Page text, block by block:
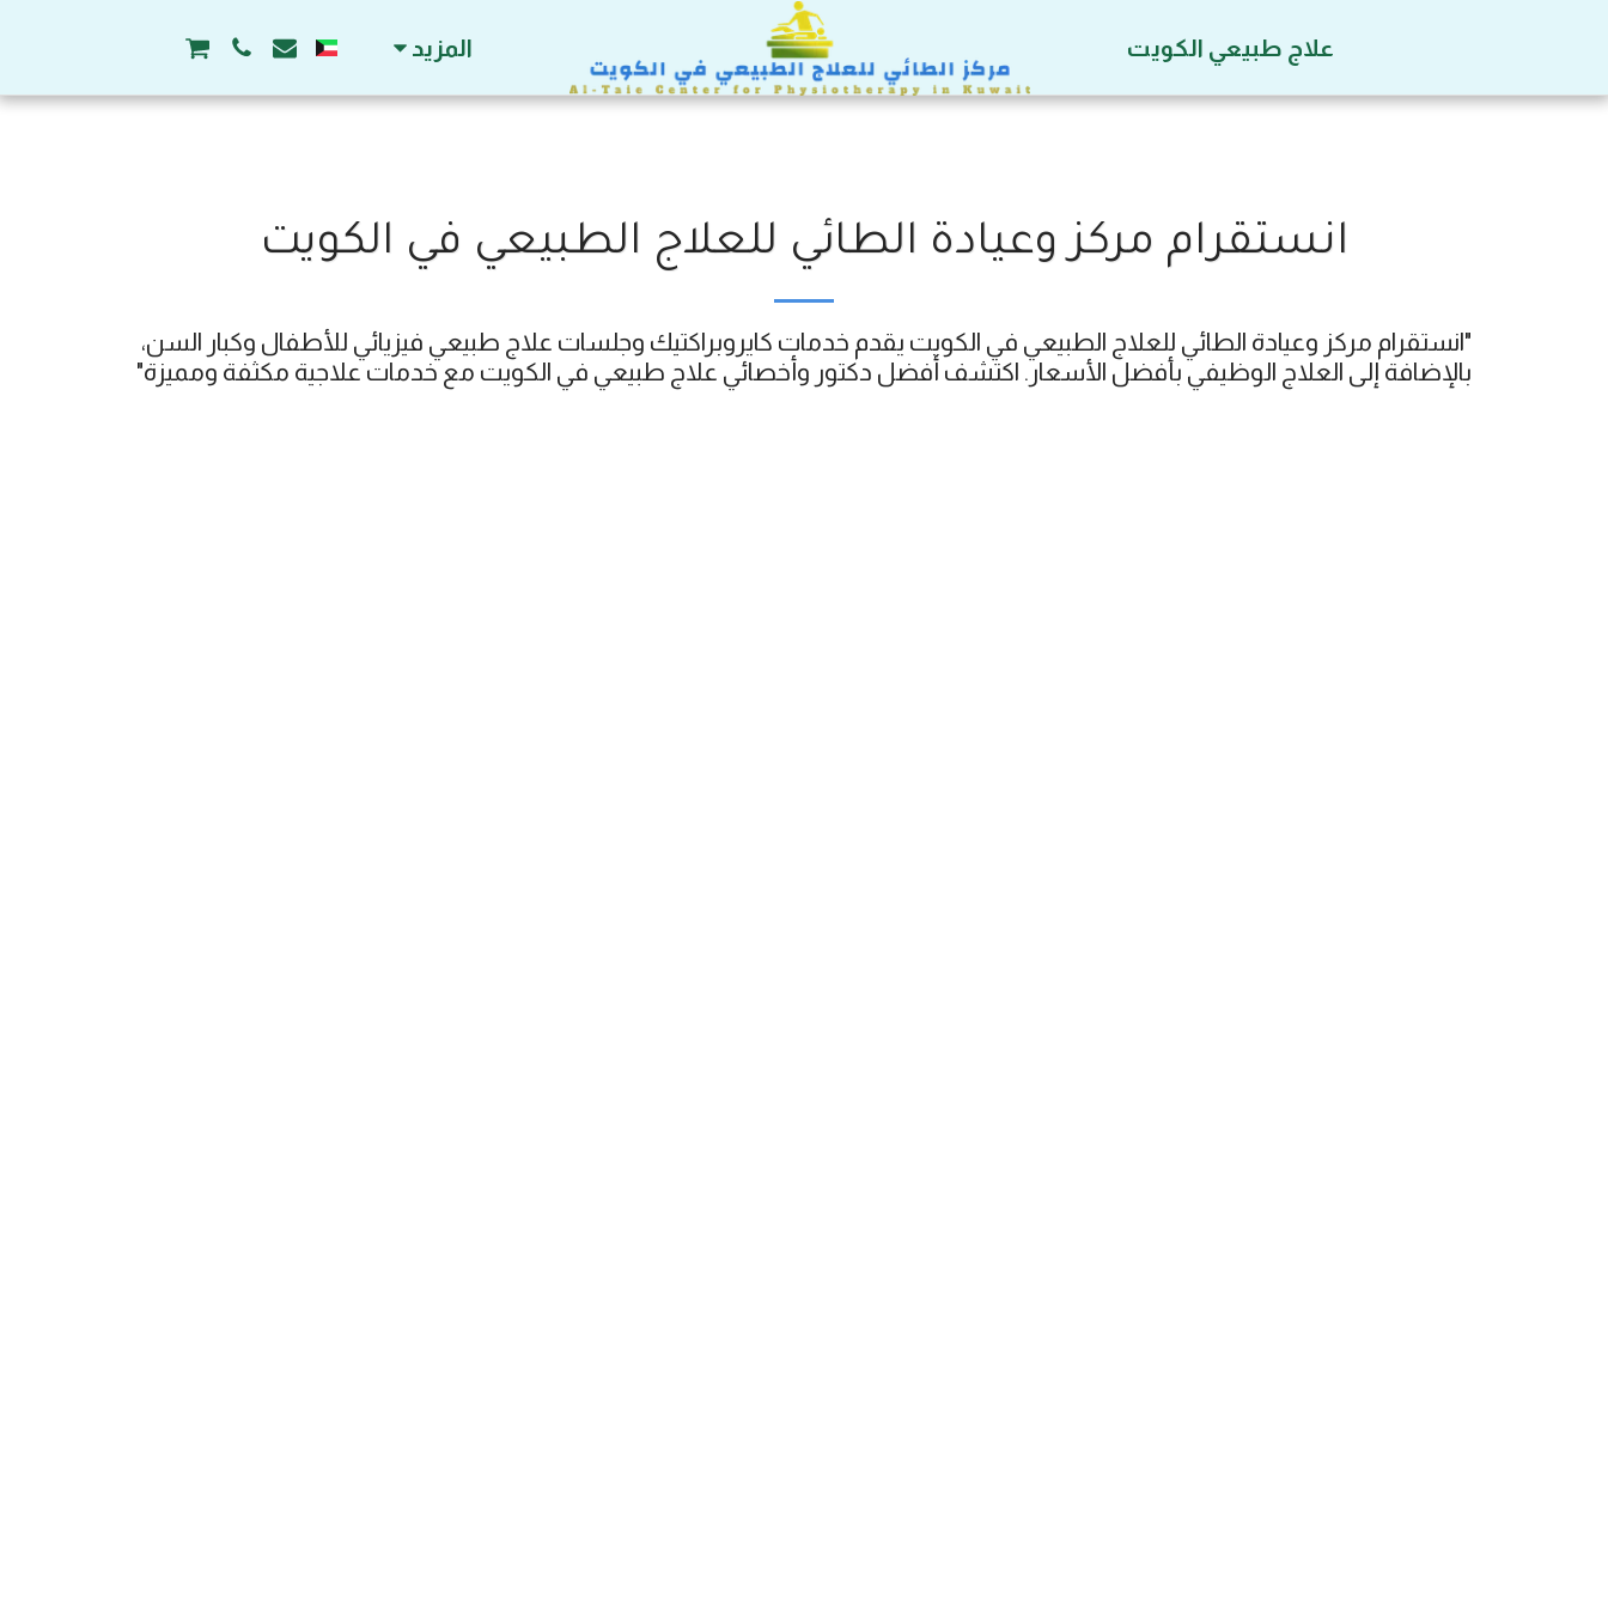
علاج طبيعي الكويت المزيد
انستقرام مركز وعيادة الطائي للعلاج الطبيعي في الكويت
بالإضافة إلى العلاج الوظيفي بأفضل الأسعار. اكتشف أفضل دكتور وأخصائي علاج طبيعي في الكويت مع خدمات علاجية مكثفة ومميزة"